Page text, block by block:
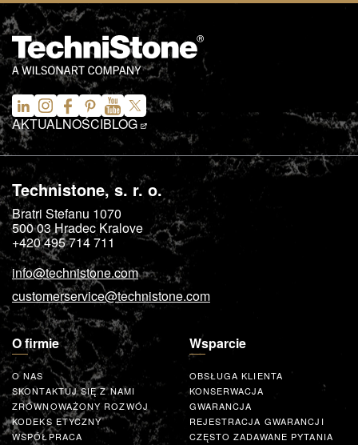
AKTUALNOŚCIBLOG
Technistone, s. r. o.
Bratri Stefanu 1070
500 03Hradec Kralove
+420 495 714 711
info@technistone.com
customerservice@technistone.com
O firmie
O NAS
SKONTAKTUJ SIĘ Z NAMI
ZRÓWNOWAŻONY ROZWÓJ
KODEKS ETYCZNY
WSPÓŁPRACA
Wsparcie
OBSŁUGA KLIENTA
KONSERWACJA
GWARANCJA
REJESTRACJA GWARANCJI
CZĘSTO ZADAWANE PYTANIA